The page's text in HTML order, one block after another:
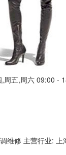
五,周六 09:00 -
维修 主营行业: